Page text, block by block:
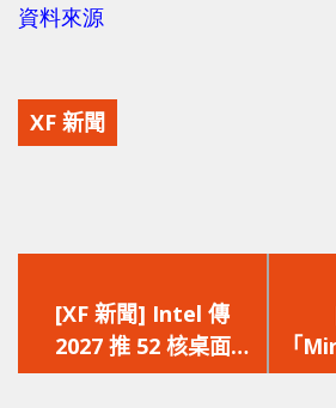
資料來源
XF 新聞
一
篇
文
[XF 新聞] Intel 傳
2027 推 52 核桌面
CPU Nova Lake 架
「
間